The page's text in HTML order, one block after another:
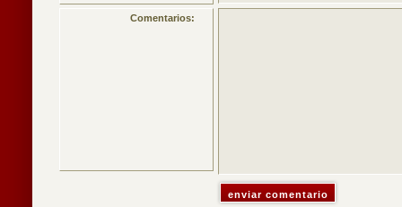
Comentarios: